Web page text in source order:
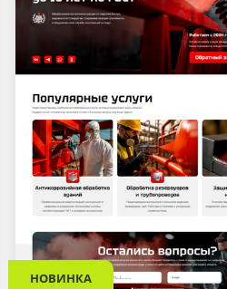
НОВИНКА